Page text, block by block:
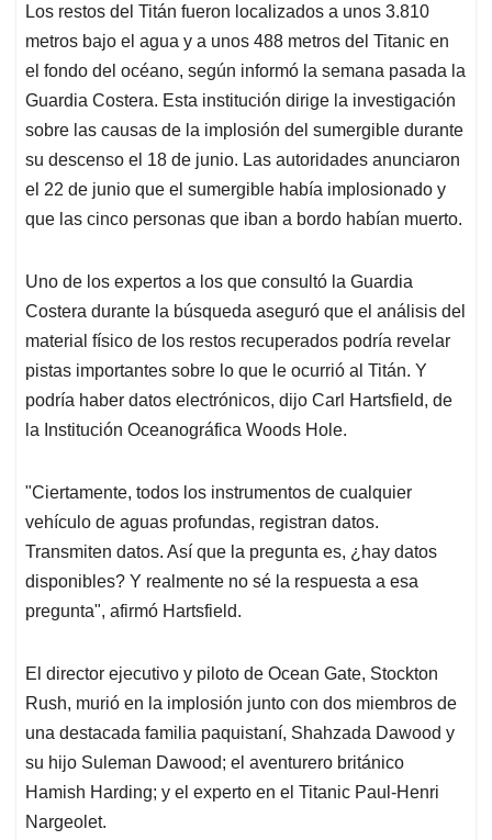
Los restos del Titán fueron localizados a unos 3.810
metros bajo el agua y a unos 488 metros del Titanic en
el fondo del océano, según informó la semana pasada la
Guardia Costera. Esta institución dirige la investigación
sobre las causas de la implosión del sumergible durante
su descenso el 18 de junio. Las autoridades anunciaron
el 22 de junio que el sumergible había implosionado y
que las cinco personas que iban a bordo habían muerto.
Uno de los expertos a los que consultó la Guardia
Costera durante la búsqueda aseguró que el análisis del
material físico de los restos recuperados podría revelar
pistas importantes sobre lo que le ocurrió al Titán. Y
podría haber datos electrónicos, dijo Carl Hartsfield, de
la Institución Oceanográfica Woods Hole.
"Ciertamente, todos los instrumentos de cualquier
vehículo de aguas profundas, registran datos.
Transmiten datos. Así que la pregunta es, ¿hay datos
disponibles? Y realmente no sé la respuesta a esa
pregunta", afirmó Hartsfield.
El director ejecutivo y piloto de Ocean Gate, Stockton
Rush, murió en la implosión junto con dos miembros de
una destacada familia paquistaní, Shahzada Dawood y
su hijo Suleman Dawood; el aventurero británico
Hamish Harding; y el experto en el Titanic Paul-Henri
Nargeolet.